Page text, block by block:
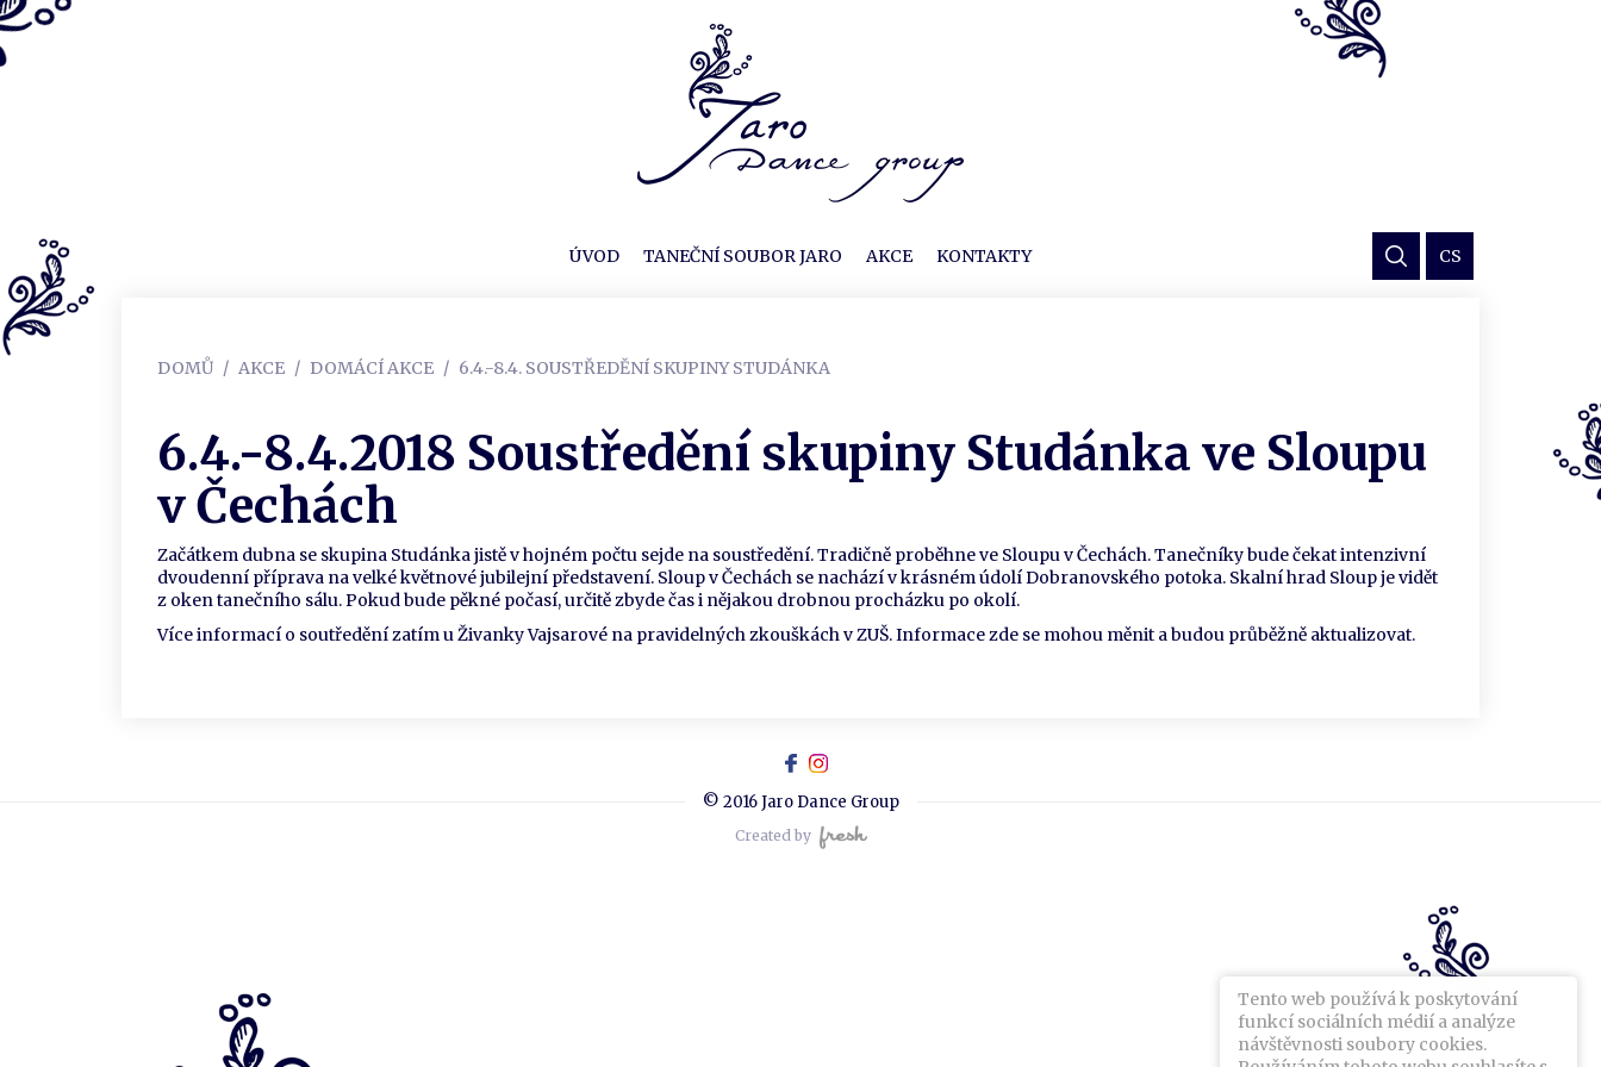
Tento web používá k poskytování
funkcí sociálních médií a analýze
návštěvnosti soubory cookies.
ÚVOD TANEČNÍ SOUBOR JARO AKCE KONTAKTY CS
DOMŮ AKCE DOMÁCÍ AKCE 6.4.-8.4. SOUSTŘEDĚNÍ SKUPINY STUDÁNKA
6.4.-8.4.2018 Soustředění skupiny Studánka ve Sloupu
v Čechách
Začátkem dubna se skupina Studánka jistě v hojném počtu sejde na soustředění. Tradičně proběhne ve Sloupu v Čechách. Tanečníky bude čekat intenzivní
dvoudenní příprava na velké květnové jubilejní představení. Sloup v Čechách se nachází v krásném údolí Dobranovského potoka. Skalní hrad Sloup je vidět
z oken tanečního sálu. Pokud bude pěkné počasí, určitě zbyde čas i nějakou drobnou procházku po okolí.
Více informací o soutředění zatím u Živanky Vajsarové na pravidelných zkouškách v ZUŠ. Informace zde se mohou měnit a budou průběžně aktualizovat.
© 2016 Jaro Dance Group
Created by